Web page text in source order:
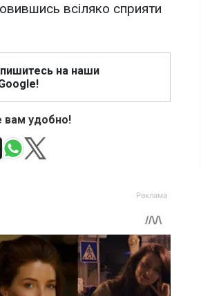
всіляко сприяти
на наши
вам удобно!